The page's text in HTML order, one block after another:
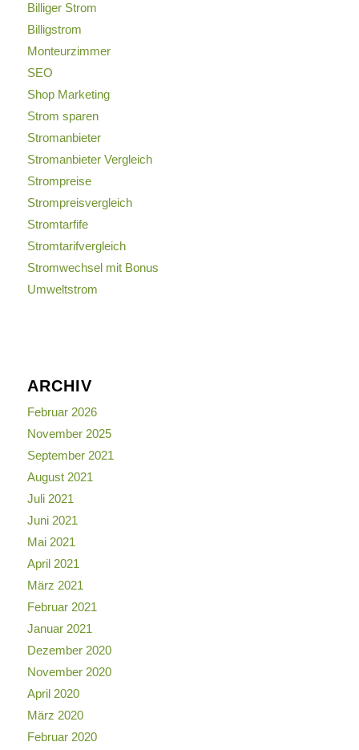
Billiger Strom
Billigstrom
Monteurzimmer
SEO
Shop Marketing
Strom sparen
Stromanbieter
Stromanbieter Vergleich
Strompreise
Strompreisvergleich
Stromtarfife
Stromtarifvergleich
Stromwechsel mit Bonus
Umweltstrom
ARCHIV
Februar 2026
November 2025
September 2021
August 2021
Juli 2021
Juni 2021
Mai 2021
April 2021
März 2021
Februar 2021
Januar 2021
Dezember 2020
November 2020
April 2020
März 2020
Februar 2020